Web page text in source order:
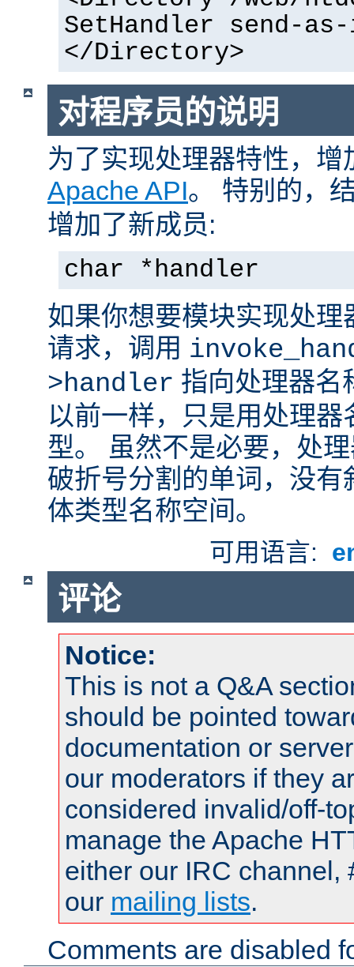
SetHandler send-
</Directory>
对程序员的说明
为了实现处理器特性，增
Apache API。 特别的，
增加了新成员:
char *handler
如果你想要模块实现处
请求，调用
>handler 指向处理器名
以前一样，只是用处理
型。 虽然不是必要，处
破折号分割的单词，没
体类型名称空间。
可用语言:
评论
Notice:
This is not a Q&A
should be pointed
documentation or
our moderators if they
considered invalid/off-
manage the Apache
either our IRC channel,
our mailing lists.
Comments are disabled